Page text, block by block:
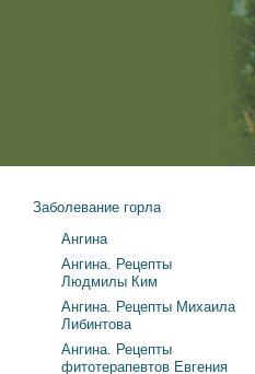
Заболевание горла
Ангина
Ангина. Рецепты
Людмилы Ким
Ангина. Рецепты Михаила
Либинтова
Ангина. Рецепты
фитотерапевтов Евгения